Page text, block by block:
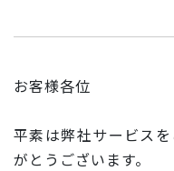
お客様各位
平素は弊社サービス
がとうございます。